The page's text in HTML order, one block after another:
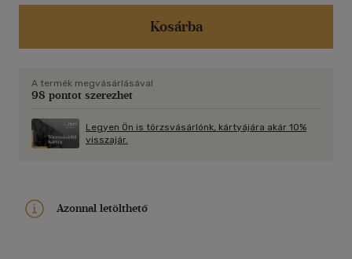
Kosárba
A termék megvásárlásával
98 pontot szerezhet
Legyen Ön is törzsvásárlónk, kártyájára akár 10%
visszajár.
Azonnal letölthető